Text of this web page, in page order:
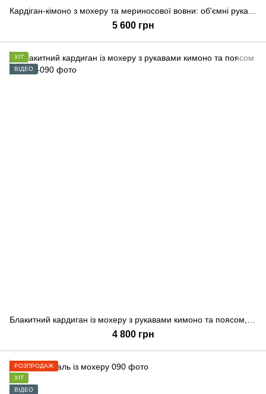
5 600 грн
ХІТ
ВІДЕО
4 800 грн
РОЗПРОДАЖ
ХІТ
ВІДЕО